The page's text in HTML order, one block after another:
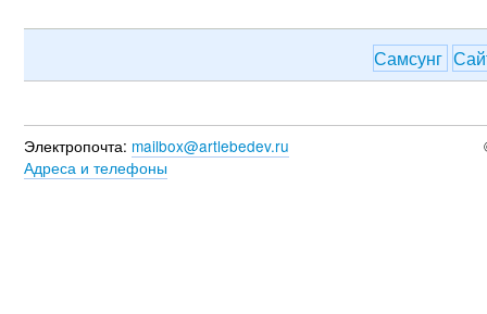
Самсунг
Электропочта: mailbox@artlebedev.ru
Адреса и телефоны